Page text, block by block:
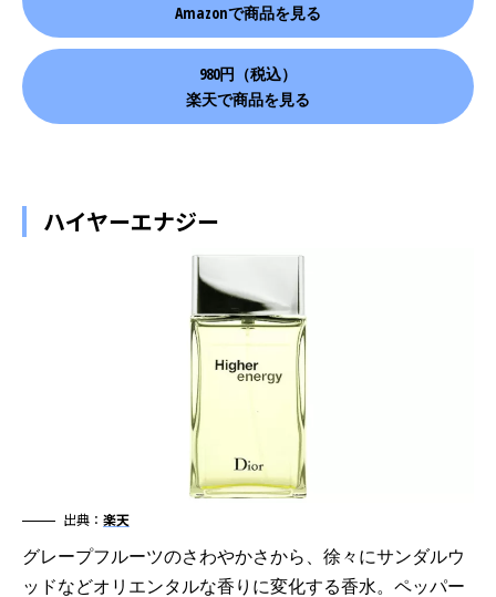
Amazonで商品を見る
980円（税込）
楽天で商品を見る
ハイヤーエナジー
出典： 楽天
グレープフルーツのさわやかさから、徐々にサンダルウ
ッドなどオリエンタルな香りに変化する香水。ペッパー